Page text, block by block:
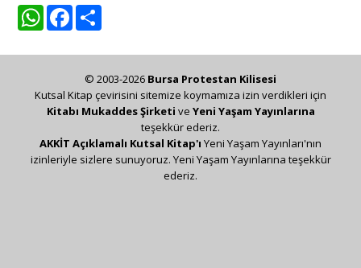
WhatsAppFacebook
© 2003-2026 Bursa Protestan Kilisesi
Kutsal Kitap çevirisini sitemize koymamıza izin verdikleri için
Kitabı Mukaddes Şirketi ve Yeni Yaşam Yayınlarına
teşekkür ederiz.
AKKİT Açıklamalı Kutsal Kitap'ı Yeni Yaşam Yayınları'nın
izinleriyle sizlere sunuyoruz. Yeni Yaşam Yayınlarına teşekkür
ederiz.